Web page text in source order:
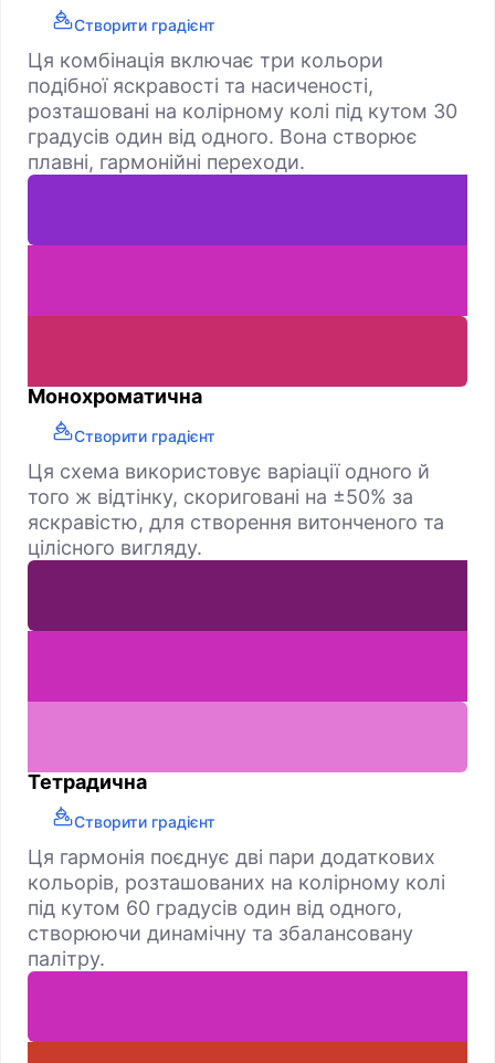
Створити градієнт
Ця комбінація включає три кольори
подібної яскравості та насиченості,
розташовані на колірному колі під кутом 30
градусів один від одного. Вона створює
плавні, гармонійні переходи.
Монохроматична
Створити градієнт
Ця схема використовує варіації одного й
того ж відтінку, скориговані на ±50% за
яскравістю, для створення витонченого та
цілісного вигляду.
Тетрадична
Створити градієнт
Ця гармонія поєднує дві пари додаткових
кольорів, розташованих на колірному колі
під кутом 60 градусів один від одного,
створюючи динамічну та збалансовану
палітру.